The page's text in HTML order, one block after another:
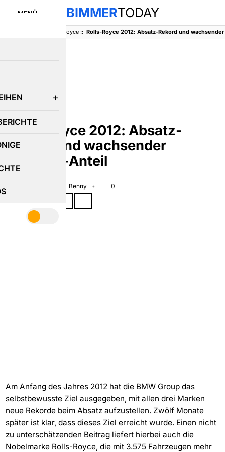
MENÜ BIMMERTODAY
Rolls-Royce::
Rolls-Royce 2012: Absatz-
Rekord und wachsender
Bespoke-Anteil
Benny
0
Am Anfang des Jahres 2012 hat die BMW Group das
selbstbewusste Ziel ausgegeben, mit allen drei Marken
neue Rekorde beim Absatz aufzustellen. Zwölf Monate
später ist klar, dass dieses Ziel erreicht wurde. Einen nicht
zu unterschätzenden Beitrag liefert hierbei auch die
Nobelmarke Rolls-Royce, die mit 3.575 Fahrzeugen mehr